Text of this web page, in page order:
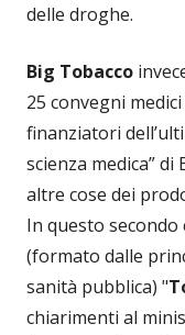
delle droghe.
Big Tobacco
25 convegni
finanziatori
scienza medica”
altre cose dei
In questo
(formato dalle
sanità pubblica) "
chiarimenti al